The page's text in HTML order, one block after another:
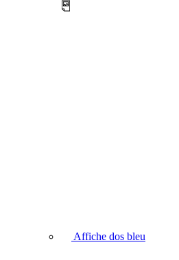
Affiche dos bleu